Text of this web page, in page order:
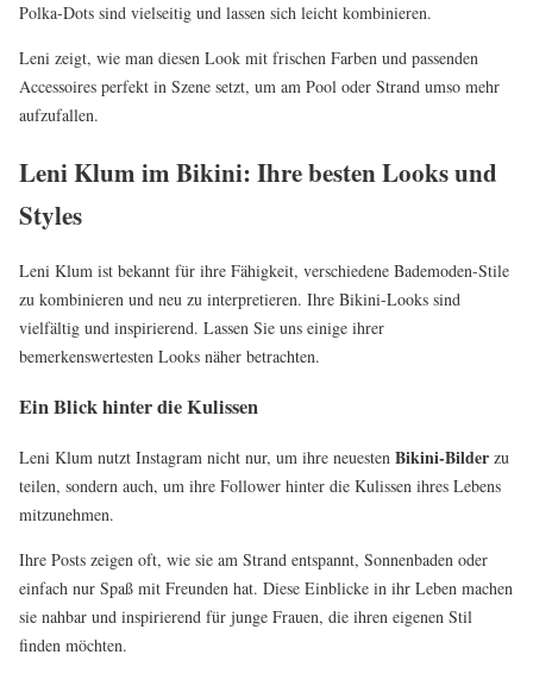
Polka-Dots sind vielseitig und lassen sich leicht kombinieren.
Leni zeigt, wie man diesen Look mit frischen Farben und passenden
Accessoires perfekt in Szene setzt, um am Pool oder Strand umso mehr
aufzufallen.
Leni Klum im Bikini: Ihre besten Looks und
Styles
Leni Klum ist bekannt für ihre Fähigkeit, verschiedene Bademoden-Stile
zu kombinieren und neu zu interpretieren. Ihre Bikini-Looks sind
vielfältig und inspirierend. Lassen Sie uns einige ihrer
bemerkenswertesten Looks näher betrachten.
Ein Blick hinter die Kulissen
Leni Klum nutzt Instagram nicht nur, um ihre neuesten Bikini-Bilder zu
teilen, sondern auch, um ihre Follower hinter die Kulissen ihres Lebens
mitzunehmen.
Ihre Posts zeigen oft, wie sie am Strand entspannt, Sonnenbaden oder
einfach nur Spaß mit Freunden hat. Diese Einblicke in ihr Leben machen
sie nahbar und inspirierend für junge Frauen, die ihren eigenen Stil
finden möchten.